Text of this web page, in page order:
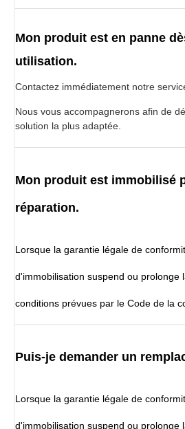
Mon produit est en panne
utilisation.
Contactez immédiatement notre
Nous vous accompagnerons afin de
solution la plus adaptée.
Mon produit est immobilisé
réparation.
Lorsque la garantie légale de
d'immobilisation suspend ou prolonge
conditions prévues par le Code de la
Puis-je demander un
Lorsque la garantie légale de
d'immobilisation suspend ou prolonge